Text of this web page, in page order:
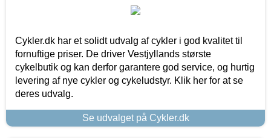
Cykler.dk har et solidt udvalg af cykler i god kvalitet til
fornuftige priser. De driver Vestjyllands største
cykelbutik og kan derfor garantere god service, og hurtig
levering af nye cykler og cykeludstyr. Klik her for at se
deres udvalg.
Se udvalget på Cykler.dk